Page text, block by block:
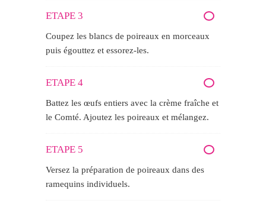
ETAPE 3
Coupez les blancs de poireaux en morceaux
puis égouttez et essorez-les.
ETAPE 4
Battez les œufs entiers avec la crème fraîche et
le Comté. Ajoutez les poireaux et mélangez.
ETAPE 5
Versez la préparation de poireaux dans des
ramequins individuels.